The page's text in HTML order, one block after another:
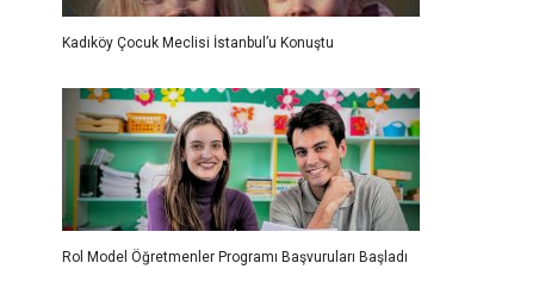
Kadıköy Çocuk Meclisi İstanbul’u Konuştu
Rol Model Öğretmenler Programı Başvuruları Başladı